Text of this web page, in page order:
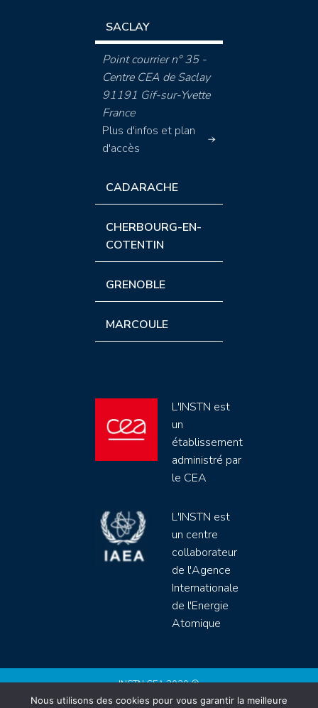
SACLAY
Point courrier n° 35 -
Centre CEA de Saclay
91191 Gif-sur-Yvette
France
Plus d'infos et plan
d'accès
CADARACHE
CHERBOURG-EN-
COTENTIN
GRENOBLE
MARCOULE
L'INSTN est
un
établissement
administré par
le CEA
L'INSTN est
un centre
collaborateur
de l'Agence
Internationale
de l'Energie
Atomique
INSTN CEA 2020 ©
Politique de protection de données (rgpd)
Nous utilisons des cookies pour vous garantir la meilleure